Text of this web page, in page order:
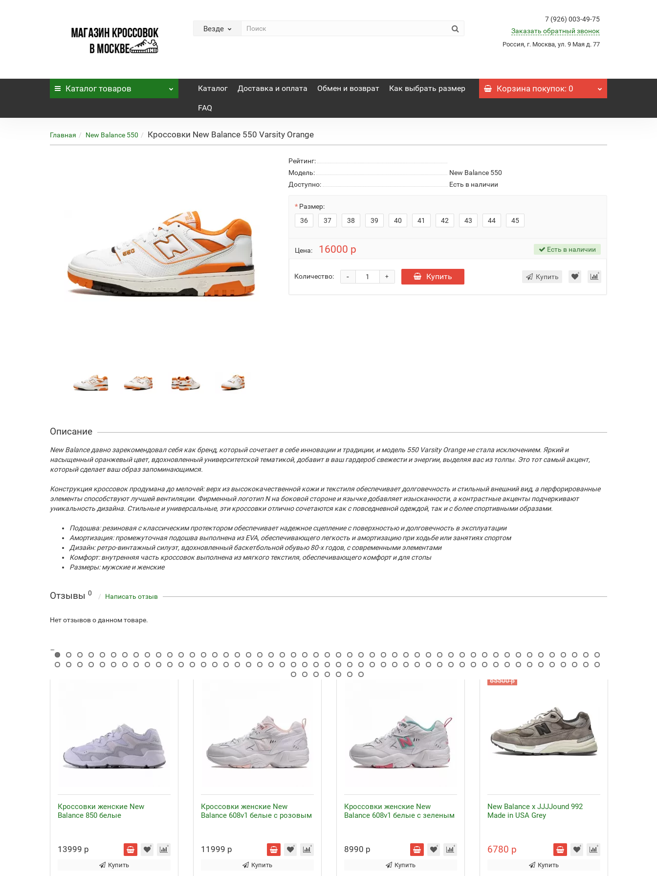
Везде
7 (926) 003-49-75
Заказать обратный звонок
Россия, г. Москва, ул. 9 Мая д. 77
Каталог товаров Каталог Доставка и оплата Обмен и возврат Как выбрать размер
FAQ
Корзинапокупок: 0
Главная New Balance 550 Кроссовки New Balance 550 Varsity Orange
Рейтинг:
Модель:
New Balance 550
Доступно:
Есть в наличии
Размер:
36
37 38 39 40 41 42 43 44 45
Цена: 16000 р Есть в наличии
Количество: +
- Купить Купить
Описание
New Balance давно зарекомендовал себя как бренд, который сочетает в себе инновации и традиции, и модель 550 Varsity Orange не стала исключением. Яркий и
насыщенный оранжевый цвет, вдохновленный университетской тематикой, добавит в ваш гардероб свежести и энергии, выделяя вас из толпы. Это тот самый акцент,
который сделает ваш образ запоминающимся.
Конструкция кроссовок продумана до мелочей: верх из высококачественной кожи и текстиля обеспечивает долговечность и стильный внешний вид, а перфорированные
элементы способствуют лучшей вентиляции. Фирменный логотип N на боковой стороне и язычке добавляет изысканности, а контрастные акценты подчеркивают
уникальность дизайна. Стильные и универсальные, эти кроссовки отлично сочетаются как с повседневной одеждой, так и с более спортивными образами.
Подошва: резиновая с классическим протектором обеспечивает надежное сцепление с поверхностью и долговечность в эксплуатации
Амортизация: промежуточная подошва выполнена из EVA, обеспечивающего легкость и амортизацию при ходьбе или занятиях спортом
Дизайн: ретро-винтажный силуэт, вдохновленный баскетбольной обувью 80-х годов, с современными элементами
Комфорт: внутренняя часть кроссовок выполнена из мягкого текстиля, обеспечивающего комфорт и для стопы
Размеры: мужские и женские
Отзывы 0 Написать отзыв
Нет отзывов о данном товаре.
Рекомендуемые товары
Кроссовки женские New
Balance 850 белые
13999 р
Купить
Кроссовки женские New
Balance 608v1 белые с розовым
11999 р
Купить
Кроссовки женские New
Balance 608v1 белые с зеленым
8990 р
Купить
65500 р
New Balance x JJJJound 992
Made in USA Grey
6780 р
Купить